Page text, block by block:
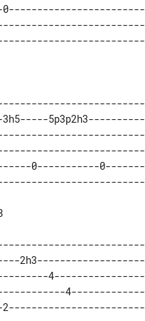
0------------------------
5p3p2h3----------
0-----------0-------
2h3-------------------
4----------------
4-------------
2------------------------